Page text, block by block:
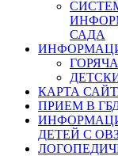
САДА
КАРТА
ПРИЕМ В
ДЕТЕЙ С